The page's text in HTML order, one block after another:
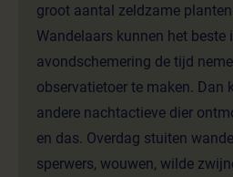
groot aantal zeldzame
Wandelaars kunnen het beste
avondschemering de tijd
observatietoer te maken. Dan
andere nachtactieve dier
en das. Overdag stuiten
sperwers, wouwen, wilde